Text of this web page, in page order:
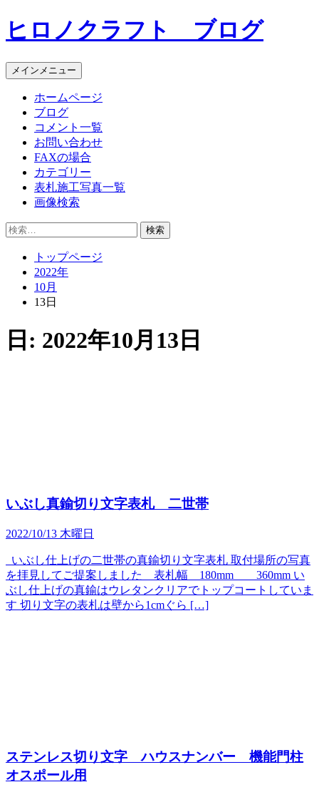
コ
ン
ン
ツ
ヒロノクラフト ブログ
メインメニュー
ホームページ
ブログ
コメント一覧
お問い合わせ
FAXの場合
カテゴリー
表札施工写真一覧
画像検索
検
トップページ
2022年
10月
13日
日: 2022年10月13日
いぶし真鍮切り文字表札 二世帯
2022/10/13 木曜日
いぶし仕上げの二世帯の真鍮切り文字表札 取付場所の写真
を拝見してご提案しました 表札幅 180mm 360mm い
ぶし仕上げの真鍮はウレタンクリアでトップコートしていま
す 切り文字の表札は壁から1cmぐら […]
ステンレス切り文字 ハウスナンバー 機能門柱
オスポール用